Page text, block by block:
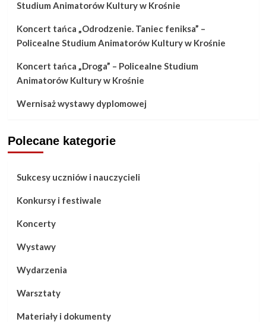
Studium Animatorów Kultury w Krośnie
Koncert tańca „Odrodzenie. Taniec feniksa” –
Policealne Studium Animatorów Kultury w Krośnie
Koncert tańca „Droga” – Policealne Studium
Animatorów Kultury w Krośnie
Wernisaż wystawy dyplomowej
Polecane kategorie
Sukcesy uczniów i nauczycieli
Konkursy i festiwale
Koncerty
Wystawy
Wydarzenia
Warsztaty
Materiały i dokumenty